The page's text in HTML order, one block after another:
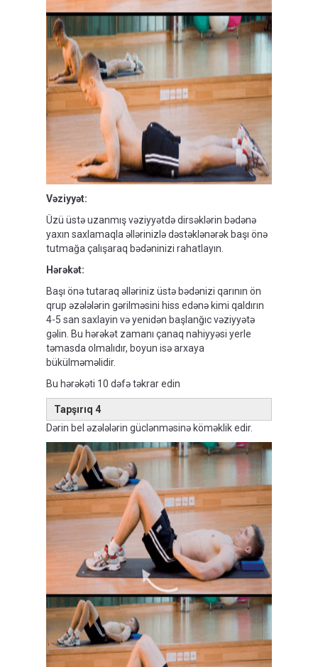
Vəziyyət:
Üzü üstə uzanmış vəziyyətdə dirsəklərin bədənə
yaxın saxlamaqla əllərinizlə dəstəklənərək başı önə
tutmağa çalışaraq bədəninizi rahatlayın.
Hərəkət:
Başı önə tutaraq əlləriniz üstə bədənizi qarının ön
qrup əzələlərin gərilməsini hiss edənə kimi qaldırın
4-5 san saxlayin və yenidən başlanğıc vəziyyətə
gəlin. Bu hərəkət zamanı çanaq nahiyyəsi yerle
təmasda olmalıdır, boyun isə arxaya
bükülməməlidir.
Bu hərəkəti 10 dəfə təkrar edin
Tapşırıq 4
Dərin bel əzələlərin güclənməsinə köməklik edir.